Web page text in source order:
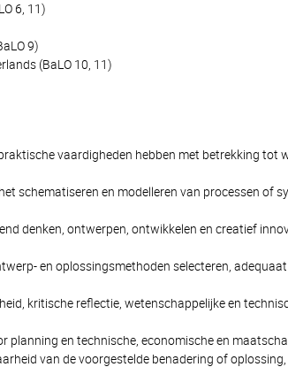
6, 11)
9)
(BaLO 10, 11)
vaardigheden hebben met betrekking tot
schematiseren en modelleren van processen of
denken, ontwerpen, ontwikkelen en creatief
en oplossingsmethoden selecteren,
kritische reflectie, wetenschappelijke en
planning en technische, economische en
van de voorgestelde benadering of